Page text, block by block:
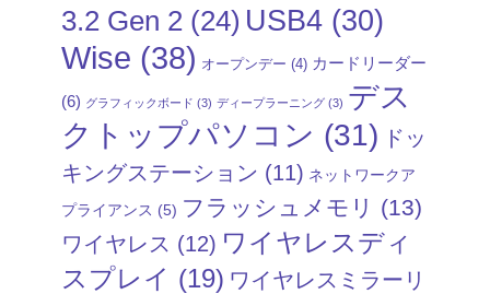
3.2 Gen 2 (24) USB4 (30)
Wise (38) オープンデー (4) カードリーダー
(6) グラフィックボード (3) ディープラーニング (3) デス
クトップパソコン (31) ドッ
キングステーション (11) ネットワークア
プライアンス (5) フラッシュメモリ (13)
ワイヤレス (12) ワイヤレスディ
スプレイ (19) ワイヤレスミラーリ